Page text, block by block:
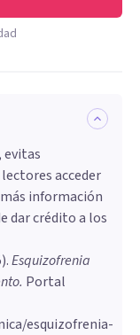
evitas
acceder
información
dar crédito a los
).Esquizofrenia
. Portal
esquizofrenia-